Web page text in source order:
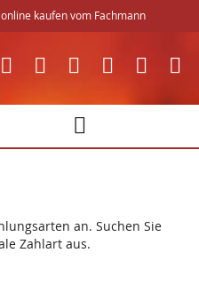
kaufen vom Fachmann
an. Suchen Sie
Zahlart aus.